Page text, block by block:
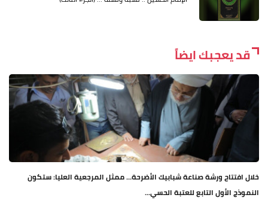
قد يعجبك ايضاً
خلال افتتاح ورشة صناعة شبابيك الأضرحة… ممثل المرجعية العليا: ستكون
النموذج الأول التابع للعتبة الحسي...